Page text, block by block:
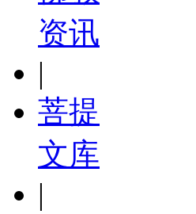
资讯
|
菩提
文库
|